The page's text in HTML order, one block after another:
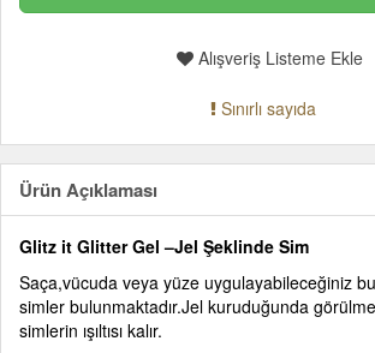
Alışveriş Listeme Ekle
Sınırlı sayıda
Ürün Açıklaması
Glitz it Glitter Gel –Jel Şeklinde Sim
Saça,vücuda veya yüze uygulayabileceğiniz
simler bulunmaktadır.Jel kuruduğunda
simlerin ışıltısı kalır.